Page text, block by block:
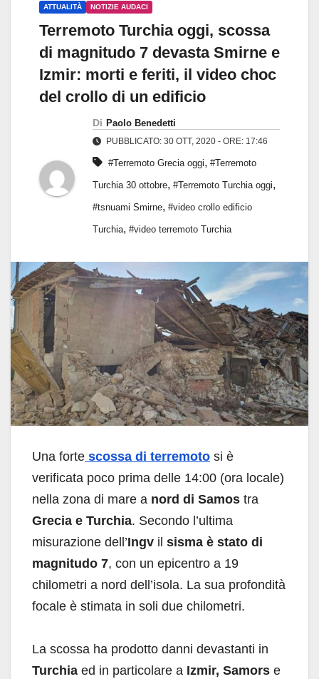
ATTUALITÀ NOTIZIE AUDACI
Terremoto Turchia oggi, scossa
di magnitudo 7 devasta Smirne e
Izmir: morti e feriti, il video choc
del crollo di un edificio
Di Paolo Benedetti
PUBBLICATO: 30 OTT, 2020 - ORE: 17:46
#Terremoto Grecia oggi, #Terremoto
Turchia 30 ottobre, #Terremoto Turchia oggi,
#tsnuami Smirne, #video crollo edificio
Turchia, #video terremoto Turchia
Una forte scossa di terremoto si è
verificata poco prima delle 14:00 (ora locale)
nella zona di mare a nord di Samos tra
Grecia e Turchia. Secondo l’ultima
misurazione dell’Ingv il sisma è stato di
magnitudo 7, con un epicentro a 19
chilometri a nord dell’isola. La sua profondità
focale è stimata in soli due chilometri.
La scossa ha prodotto danni devastanti in
Turchia ed in particolare a Izmir, Samors e